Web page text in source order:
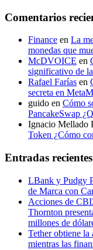
Comentarios
Finance en La
monedas que
McDVOICE en
significativo de
Rafael Farías en
secreta en
guido en Cómo
PancakeSwap
Ignacio Mellado
Token ¿Cómo
Entradas recientes
LBank y Pudgy
de Marca con
Acciones de
Thornton
millones de
Tether obtiene
mientras las